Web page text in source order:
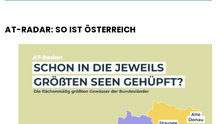
AT-RADAR: SO IST ÖSTERREICH